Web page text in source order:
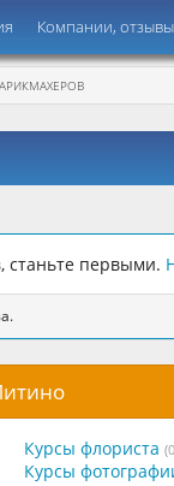
Компании, отзывы
, станьте первыми.
Курсы флориста
Курсы